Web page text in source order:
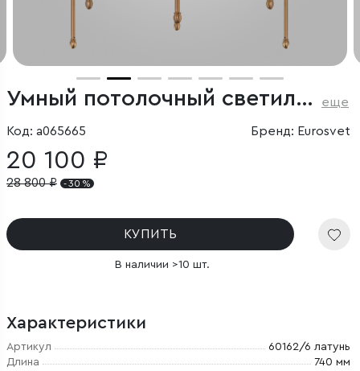
Умный потолочный светильник еще
Код: a065665 Бренд: Eurosvet
20 100 ₽
28 800₽ - 30 %
КУПИТЬ
В наличии >10 шт.
Характеристики
Артикул
60162/6 латунь
Длина
740 мм